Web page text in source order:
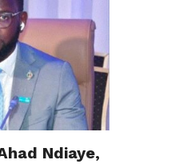
Ndiaye,